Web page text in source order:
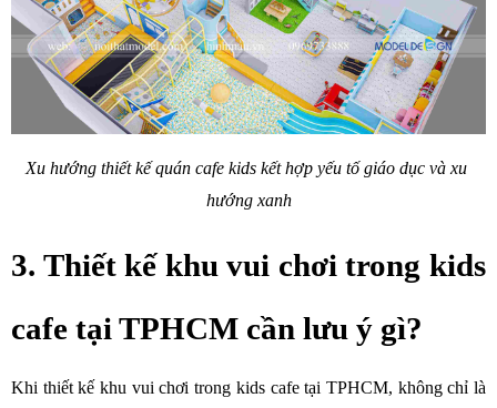
Xu hướng thiết kế quán cafe kids kết hợp yếu tố giáo dục và xu
hướng xanh
3. Thiết kế khu vui chơi trong kids
cafe tại TPHCM cần lưu ý gì?
Khi thiết kế khu vui chơi trong kids cafe tại TPHCM, không chỉ là